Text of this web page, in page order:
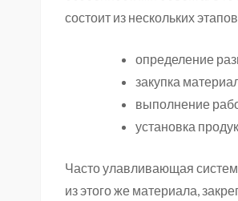
состоит из нескольких
определение
закупка
выполнение
установка
Часто улавливающая
из этого же материала,